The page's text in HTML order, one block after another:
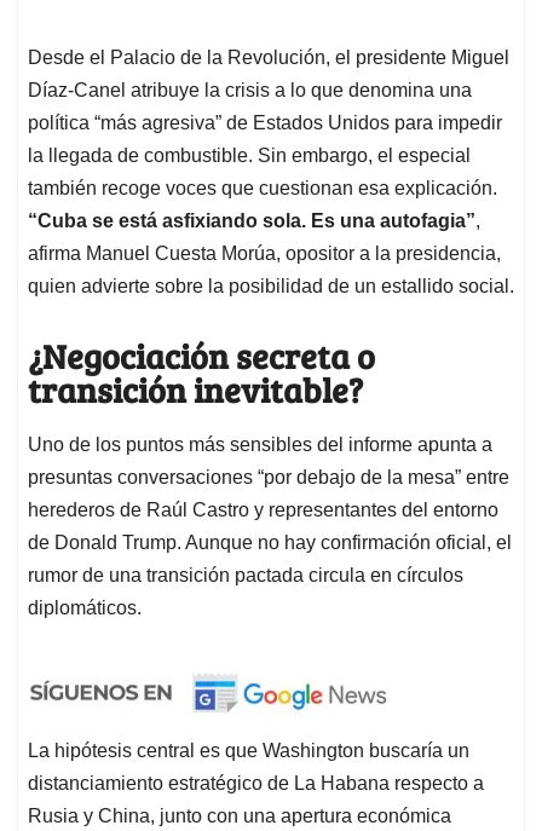
Desde el Palacio de la Revolución, el presidente Miguel
Díaz-Canel atribuye la crisis a lo que denomina una
política “más agresiva” de Estados Unidos para impedir
la llegada de combustible. Sin embargo, el especial
también recoge voces que cuestionan esa explicación.
“Cuba se está asfixiando sola. Es una autofagia”,
afirma Manuel Cuesta Morúa, opositor a la presidencia,
quien advierte sobre la posibilidad de un estallido social .
¿Negociación secreta o
transición inevitable?
Uno de los puntos más sensibles del informe apunta a
presuntas conversaciones “por debajo de la mesa” entre
herederos de Raúl Castro y representantes del entorno
de Donald Trump. Aunque no hay confirmación oficial, el
rumor de una transición pactada circula en círculos
diplomáticos.
La hipótesis central es que Washington buscaría un
distanciamiento estratégico de La Habana respecto a
Rusia y China, junto con una apertura económica